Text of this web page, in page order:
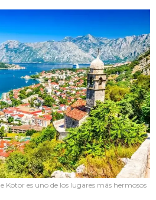
Kotor es uno de los lugares más hermosos